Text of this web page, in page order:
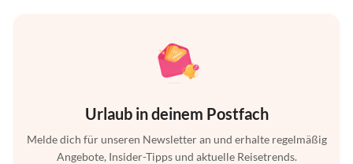
Urlaub in deinem Postfach
Melde dich für unseren Newsletter an und erhalte regelmäßig
Angebote, Insider-Tipps und aktuelle Reisetrends.